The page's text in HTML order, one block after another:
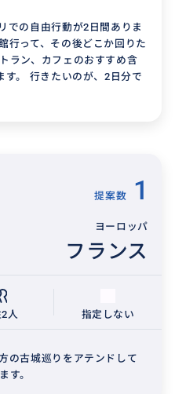
での自由行動が2日間ありま
行って、その後どこか回りた
ラン、カフェのおすすめ含
す。 行きたいのが、2日分で
提案数 1
ヨーロッパ
フランス
人 指定しない
の古城巡りをアテンドして
す。